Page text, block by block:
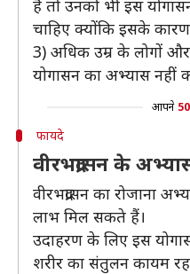
है तो उनको भी इस
चाहिए क्योंकि इसके
3) अधिक उम्र के लोगों
योगासन का अभ्यास नहीं
आपने
फायदे
वीरभद्रासन के
वीरभद्रासन का रोजाना
लाभ मिल सकते हैं।
उदाहरण के लिए इस
शरीर का संतुलन कायम